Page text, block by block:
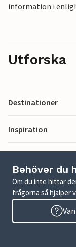
information i
Utforska
Destinationer
Inspiration
Behöver du
Om du inte hittar
frågorna så hjälper